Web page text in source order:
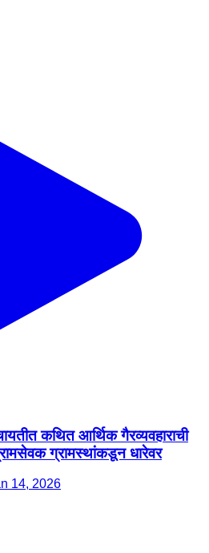
कथित आर्थिक गैरव्यवहाराची
ग्रामस्थांकडून धारेवर
14, 2026